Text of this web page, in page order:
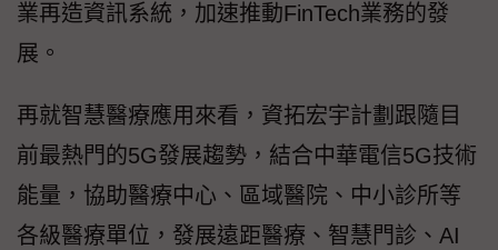
業再造資訊系統，加速推動FinTech業務的發
展。
再就智慧醫療應用來看，資拓宏宇計劃跟隨目
前最熱門的5G發展趨勢，結合中華電信5G技術
能量，協助醫療中心、區域醫院、中小診所等
各級醫療單位，發展遠距醫療、智慧門診、AI